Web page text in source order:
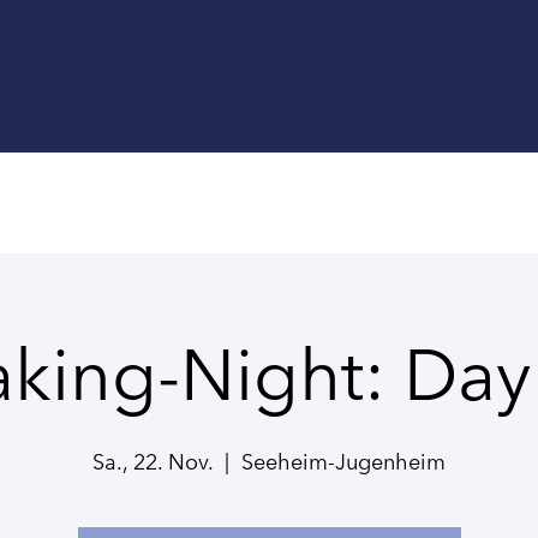
Night: Day
Sa., 22. Nov.
  |
Seeheim-Jugenheim